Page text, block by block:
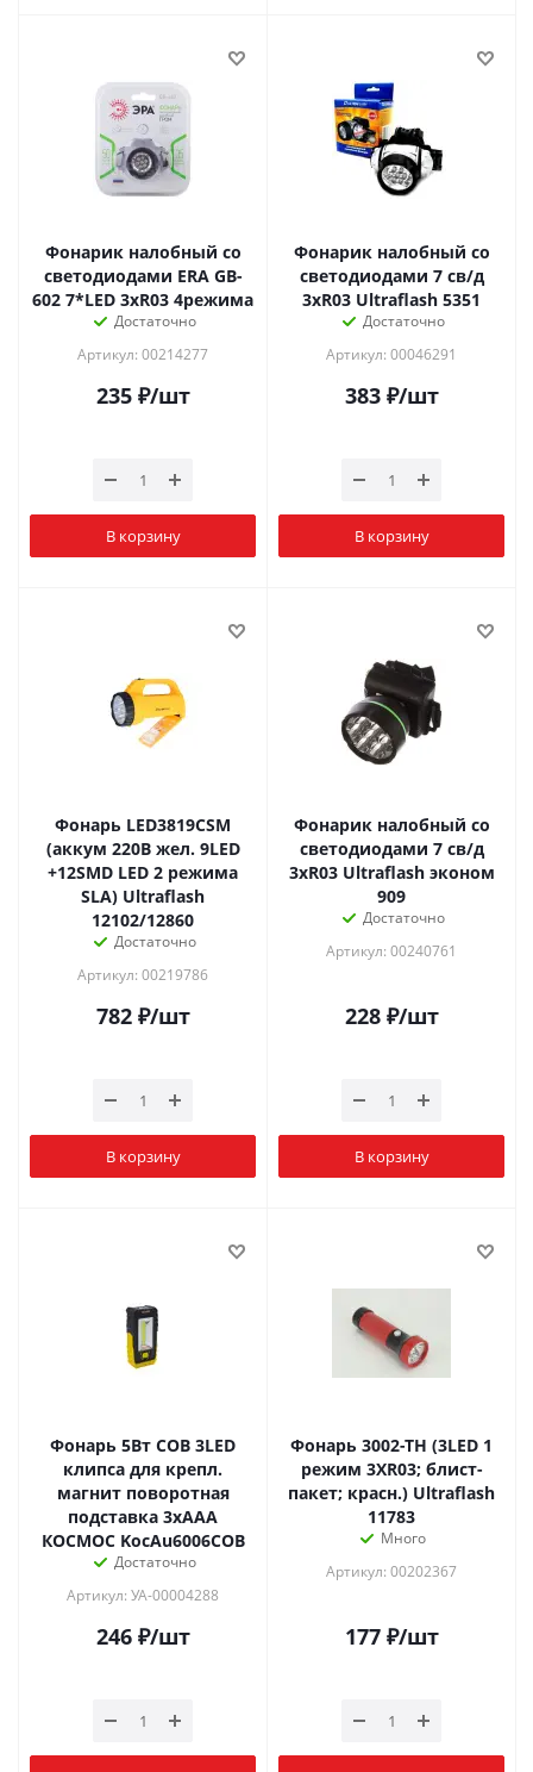
Фонарик налобный со
светодиодами ERA GB-
602 7*LED 3хR03 4режима
Достаточно
Артикул: 00214277
235₽/шт
В корзину
Фонарик налобный со
светодиодами 7 св/д
3хR03 Ultraflash 5351
Достаточно
Артикул: 00046291
383₽/шт
В корзину
Фонарь LED3819CSM
(аккум 220В жел. 9LED
+12SMD LED 2 режима
SLA) Ultraflash
12102/12860
Достаточно
Артикул: 00219786
782₽/шт
В корзину
Фонарик налобный со
светодиодами 7 св/д
3хR03 Ultraflash эконом
909
Достаточно
Артикул: 00240761
228₽/шт
В корзину
Фонарь 5Вт СОВ 3LED
клипса для крепл.
магнит поворотная
подставка 3хААА
КОСМОС KocAu6006COB
Достаточно
Артикул: УА-00004288
246₽/шт
Фонарь 3002-ТН (3LED 1
режим 3XR03; блист-
пакет; красн.) Ultraflash
11783
Много
Артикул: 00202367
177₽/шт